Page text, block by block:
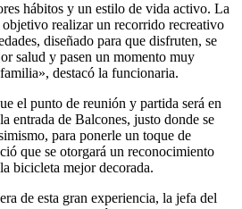
hábitos y un estilo de vida activo. La
realizar un recorrido recreativo
diseñado para que disfruten, se
salud y pasen un momento muy
destacó la funcionaria.
el punto de reunión y partida será en
entrada de Balcones, justo donde se
para ponerle un toque de
que se otorgará un reconocimiento
bicicleta mejor decorada.
de esta gran experiencia, la jefa del